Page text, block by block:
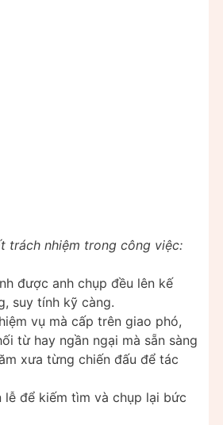
trách nhiệm trong công việc:
được anh chụp đều lên kế
suy tính kỹ càng.
vụ mà cấp trên giao phó,
từ hay ngần ngại mà sẵn sàng
xưa từng chiến đấu để tác
lễ để kiếm tìm và chụp lại bức